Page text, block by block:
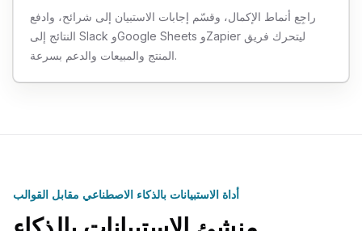
راجِع أنماط الإكمال، وقسّم إجابات الاستبيان إلى شرائح، وادفع
النتائج إلى Slack وGoogle Sheets وZapier ليتحرك فريق
المنتج والمبيعات والدعم بسرعة.
أداة الاستبيانات بالذكاء الاصطناعي مقابل القوالب